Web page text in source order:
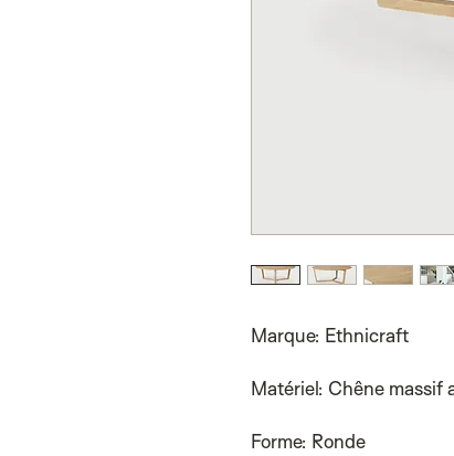
Marque: Ethnicraft
Matériel: Chêne massif
Forme: Ronde